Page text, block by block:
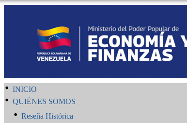
INICIO
QUIÉNES SOMOS
Reseña Histórica